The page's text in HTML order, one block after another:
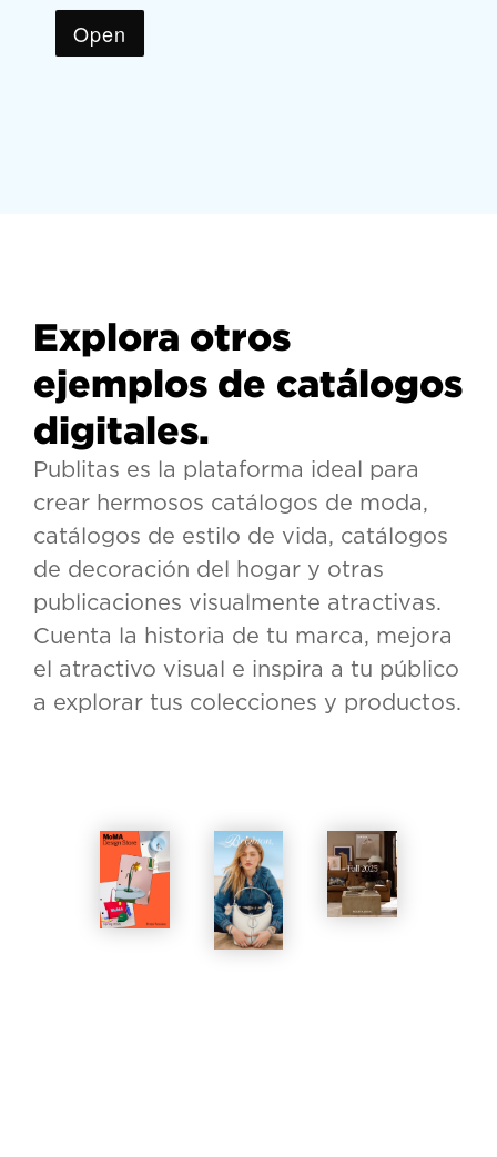
Explora otros
ejemplos de catálogos
digitales.
Publitas es la plataforma ideal para
crear hermosos catálogos de moda,
catálogos de estilo de vida, catálogos
de decoración del hogar y otras
publicaciones visualmente atractivas.
Cuenta la historia de tu marca, mejora
el atractivo visual e inspira a tu público
a explorar tus colecciones y productos.